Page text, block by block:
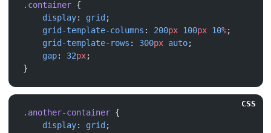
.container
    display
: grid
    grid-template-columns
: 200px 100px 10%
    grid-template-rows
: 300px auto
    gap
: 32px
CSS
.another-container
    display
: grid